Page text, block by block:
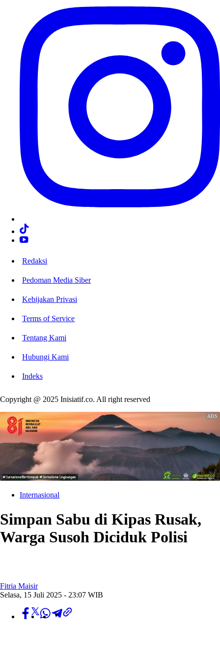
Redaksi
Pedoman Media Siber
Kebijakan Privasi
Terms of Service
Tentang Kami
Hubungi Kami
Indeks
Copyright @ 2025 Inisiatif.co. All right reserved
Internasional
Simpan Sabu di Kipas Rusak,
Warga Susoh Diciduk Polisi
Fitria Maisir
Selasa, 15 Juli 2025 - 23:07 WIB